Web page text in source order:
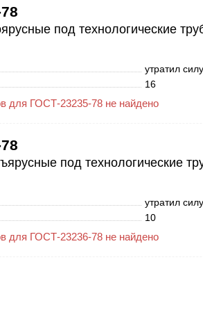
под технологические
утратил
16
для ГОСТ-23235-78 не найдено
под технологические
утратил
10
для ГОСТ-23236-78 не найдено